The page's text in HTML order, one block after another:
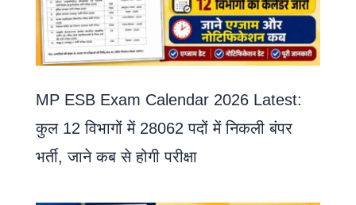
MP ESB Exam Calendar 2026 Latest:
कुल 12 विभागों में 28062 पदों में निकली बंपर
भर्ती, जाने कब से होगी परीक्षा